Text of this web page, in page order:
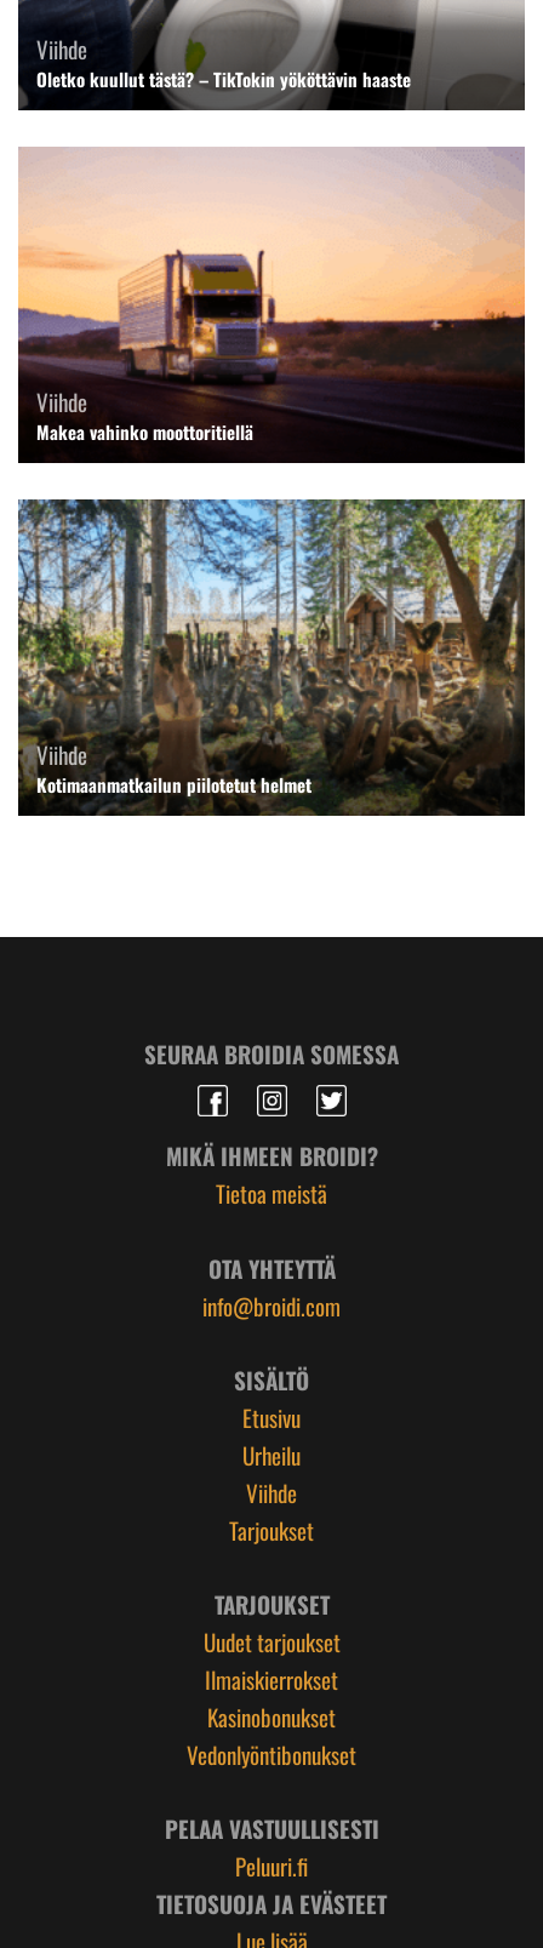
Viihde
Oletko kuullut tästä? – TikTokin yököttävin haaste
Viihde
Makea vahinko moottoritiellä
Viihde
Kotimaanmatkailun piilotetut helmet
SEURAA BROIDIA SOMESSA
MIKÄ IHMEEN BROIDI?
Tietoa meistä
OTA YHTEYTTÄ
info@broidi.com
SISÄLTÖ
Etusivu
Urheilu
Viihde
Tarjoukset
TARJOUKSET
Uudet tarjoukset
Ilmaiskierrokset
Kasinobonukset
Vedonlyöntibonukset
PELAA VASTUULLISESTI
Peluuri.fi
TIETOSUOJA JA EVÄSTEET
Lue lisää